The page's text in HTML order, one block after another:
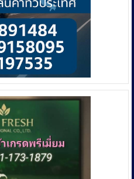
ตรง
ประเด็น
และ
รวดเร็ว
เพื่อ
ให้
ข้อมูล
รัฐบาล
อย่าง
ประสิทธิภาพ